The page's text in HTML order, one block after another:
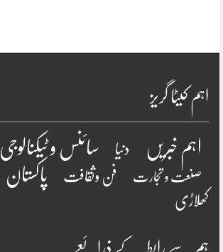
اہم کیٹا گریز
اہم خبریں دنیا سائنس و ٹیکنالوجی
صنعت و تجارت فن وثقافت پاکستان
کھلاڑی
ہم سے رابطہ کے ذرائعے